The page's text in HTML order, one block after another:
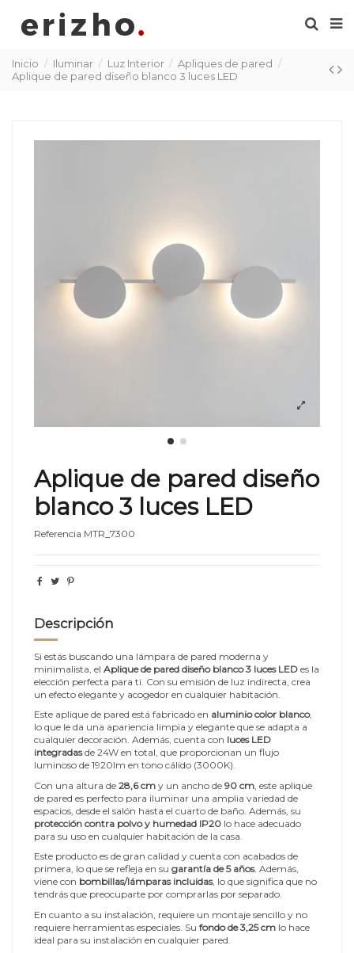
Inicio Iluminar Luz Interior
Apliques de pared
Aplique de pared diseño blanco 3 luces LED
Aplique de pared diseño
blanco 3 luces LED
Referencia MTR_7300
Descripción
Si estás buscando una lámpara de pared moderna y
minimalista, el Aplique de pared diseño blanco 3 luces LED es la
elección perfecta para ti. Con su emisión de luz indirecta, crea
un efecto elegante y acogedor en cualquier habitación.
Este aplique de pared está fabricado en aluminio color blanco,
lo que le da una apariencia limpia y elegante que se adapta a
cualquier decoración. Además, cuenta con luces LED
integradasde 24W en total, que proporcionan un flujo
luminoso de 1920lm en tono cálido (3000K).
Con una altura de 28,6 cm y un ancho de 90 cm , este aplique
de pared es perfecto para iluminar una amplia variedad de
espacios, desde el salón hasta el cuarto de baño. Además, su
protección contra polvo y humedad IP20 lo hace adecuado
para su uso en cualquier habitación de la casa.
Este producto es de gran calidad y cuenta con acabados de
primera, lo que se refleja en su garantía de 5 años. Además,
viene con bombillas/lámparas incluidas, lo que significa que no
tendrás que preocuparte por comprarlas por separado.
En cuanto a su instalación, requiere un montaje sencillo y no
requiere herramientas especiales. Su fondo de 3,25 cm lo hace
ideal para su instalación en cualquier pared.